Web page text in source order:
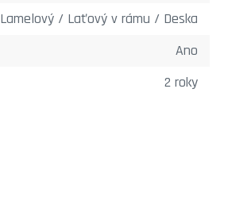
Lamelový / Laťový v rámu / Deska
Ano
2 roky